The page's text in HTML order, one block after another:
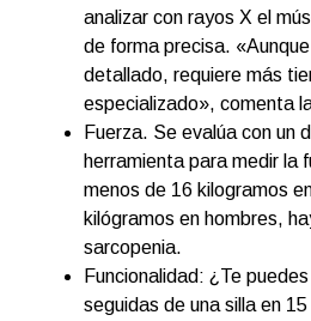
analizar con rayos X el
de forma precisa.
detallado, requiere más
especializado», comenta
Fuerza. Se evalúa con un
herramienta para medir la
menos de 16 kilogramos
kilógramos en hombres,
sarcopenia.
Funcionalidad: ¿Te
seguidas de una silla en